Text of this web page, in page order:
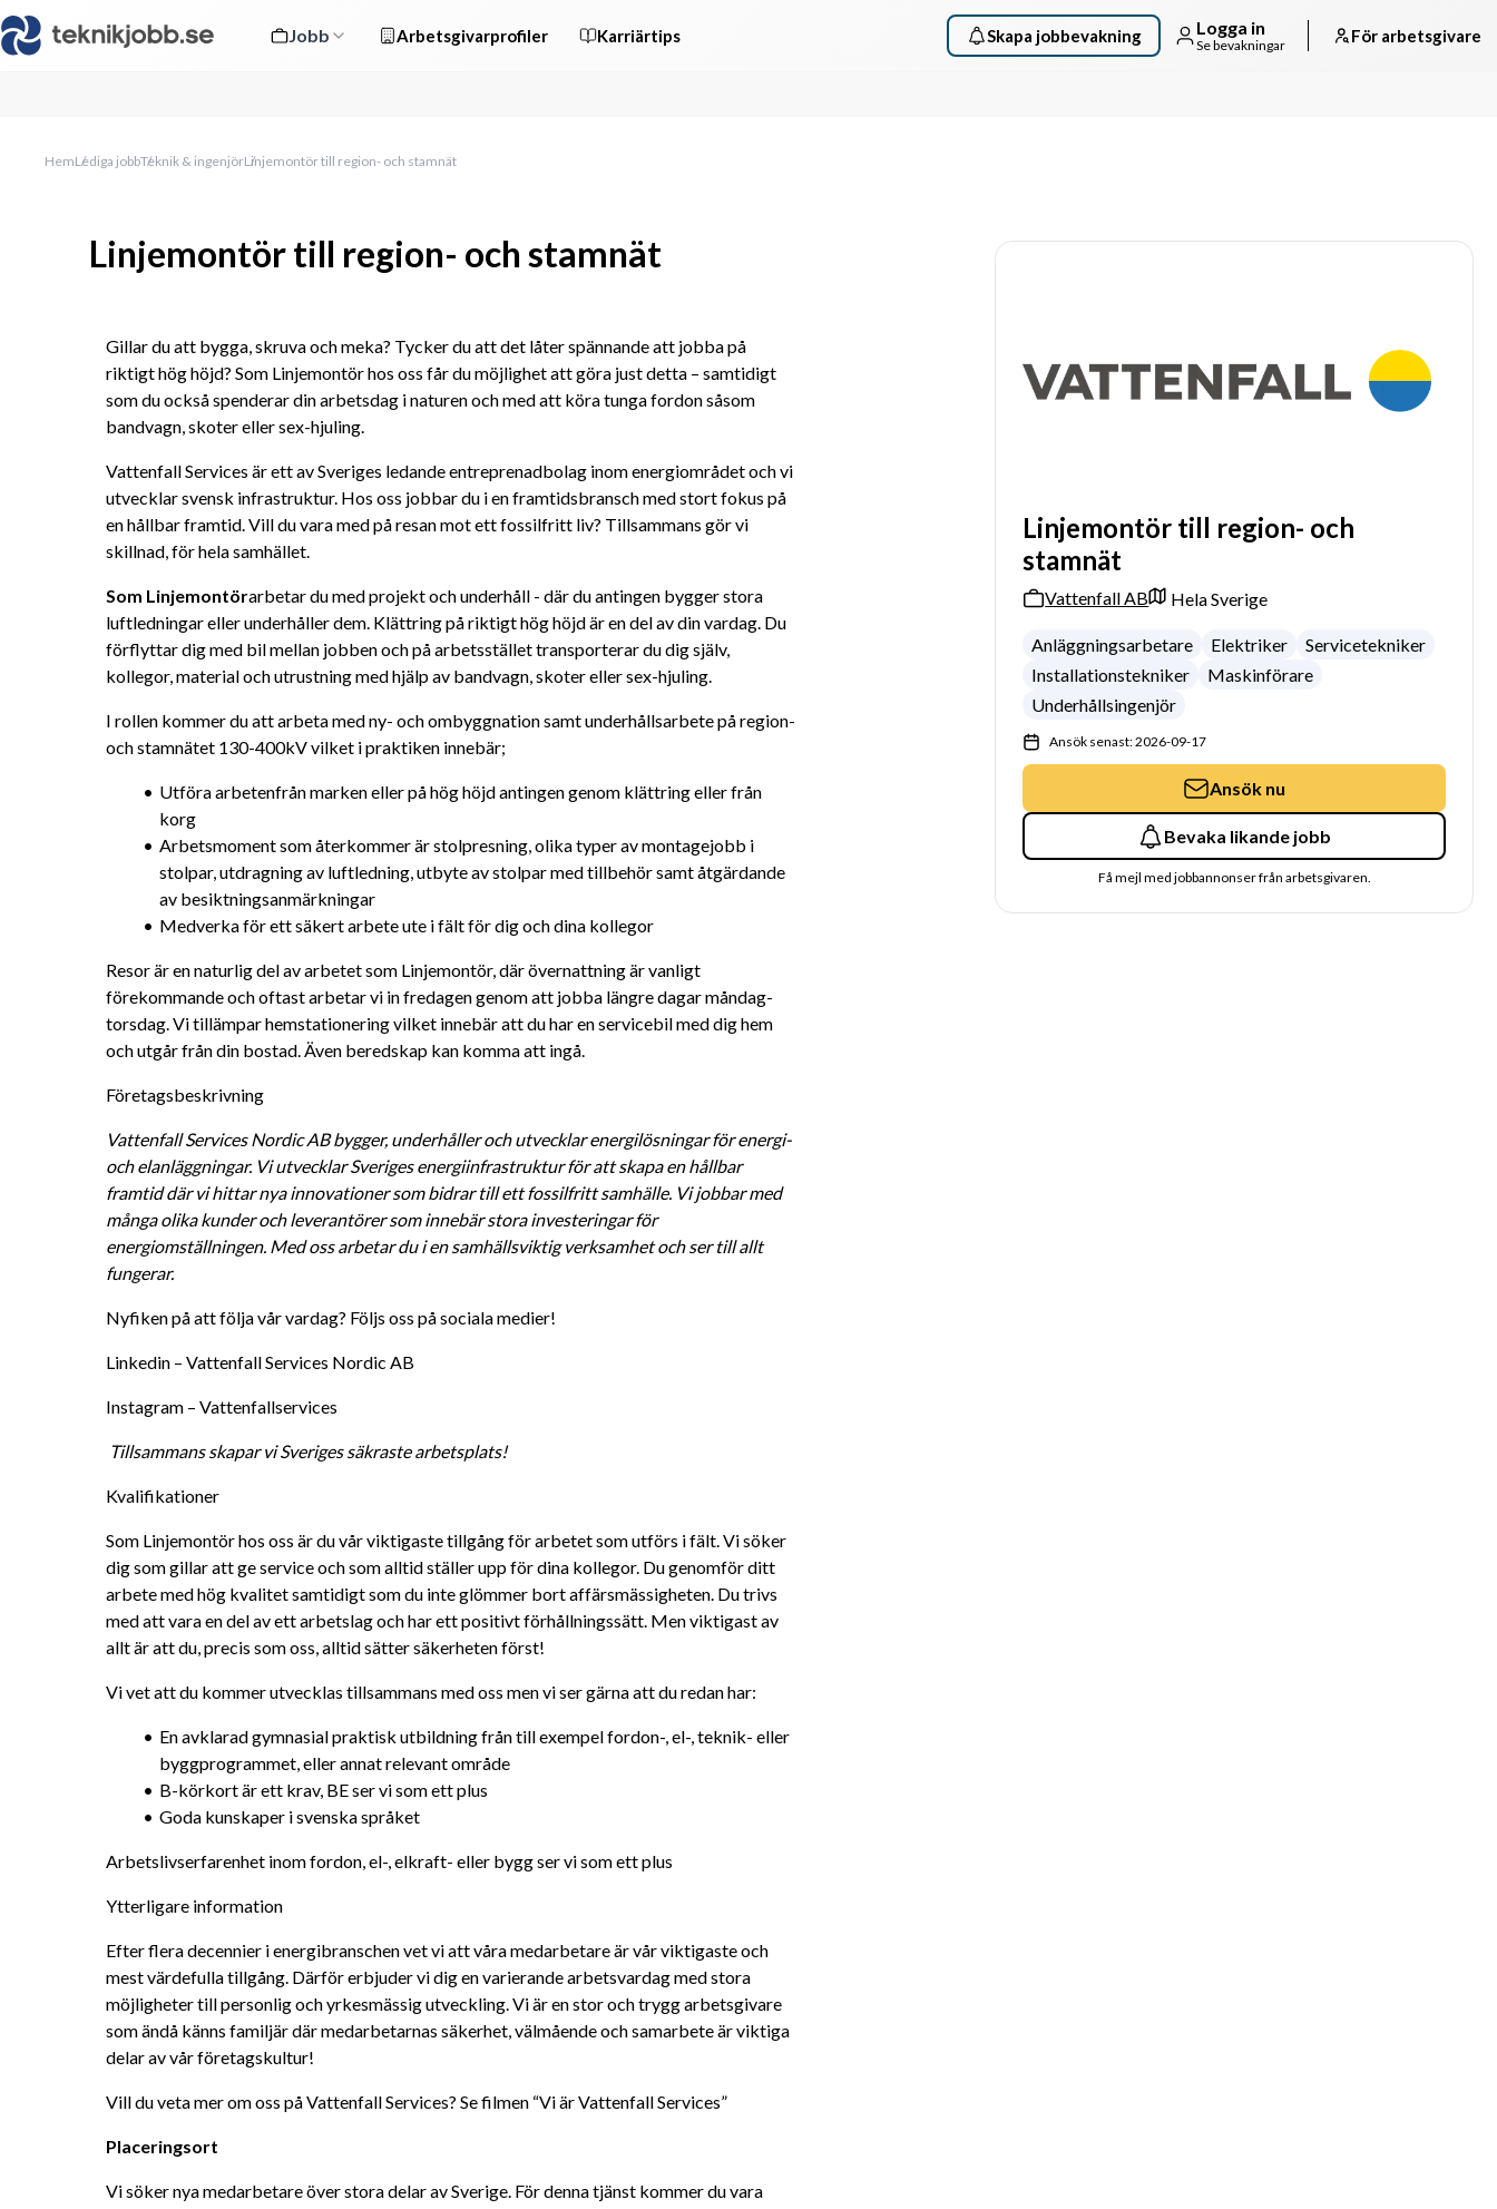
Jobb Arbetsgivarprofiler Karriärtips Skapa jobbevakning Logga in
Se bevakningar För arbetsgivare
HemLediga jobbTeknik & ingenjörLinjemontör till region- och stamnät
Linjemontör till region- och stamnät
Gillar du att bygga, skruva och meka? Tycker du att det låter spännande att jobba på
riktigt hög höjd? Som Linjemontör hos oss får du möjlighet att göra just detta – samtidigt
som du också spenderar din arbetsdag i naturen och med att köra tunga fordon såsom
bandvagn, skoter eller sex-hjuling.
Vattenfall Services är ett av Sveriges ledande entreprenadbolag inom energiområdet och vi
utvecklar svensk infrastruktur. Hos oss jobbar du i en framtidsbransch med stort fokus på
en hållbar framtid. Vill du vara med på resan mot ett fossilfritt liv? Tillsammans gör vi
skillnad, för hela samhället.
Som Linjemontörarbetar du med projekt och underhåll - där du antingen bygger stora
luftledningar eller underhåller dem. Klättring på riktigt hög höjd är en del av din vardag. Du
förflyttar dig med bil mellan jobben och på arbetsstället transporterar du dig själv,
kollegor, material och utrustning med hjälp av bandvagn, skoter eller sex-hjuling.
I rollen kommer du att arbeta med ny- och ombyggnation samt underhållsarbete på region-
och stamnätet 130-400kV vilket i praktiken innebär;
Utföra arbetenfrån marken eller på hög höjd antingen genom klättring eller från
korg
Arbetsmoment som återkommer är stolpresning, olika typer av montagejobb i
stolpar, utdragning av luftledning, utbyte av stolpar med tillbehör samt åtgärdande
av besiktningsanmärkningar
Medverka för ett säkert arbete ute i fält för dig och dina kollegor
Resor är en naturlig del av arbetet som Linjemontör, där övernattning är vanligt
förekommande och oftast arbetar vi in fredagen genom att jobba längre dagar måndag-
torsdag. Vi tillämpar hemstationering vilket innebär att du har en servicebil med dig hem
och utgår från din bostad. Även beredskap kan komma att ingå.
Företagsbeskrivning
Vattenfall Services Nordic AB bygger, underhåller och utvecklar energilösningar för energi-
och elanläggningar. Vi utvecklar Sveriges energiinfrastruktur för att skapa en hållbar
framtid där vi hittar nya innovationer som bidrar till ett fossilfritt samhälle. Vi jobbar med
många olika kunder och leverantörer som innebär stora investeringar för
energiomställningen. Med oss arbetar du i en samhällsviktig verksamhet och ser till allt
fungerar.
Nyfiken på att följa vår vardag? Följs oss på sociala medier!
Linkedin – Vattenfall Services Nordic AB
Instagram – Vattenfallservices
Tillsammans skapar vi Sveriges säkraste arbetsplats!
Kvalifikationer
Som Linjemontör hos oss är du vår viktigaste tillgång för arbetet som utförs i fält. Vi söker
dig som gillar att ge service och som alltid ställer upp för dina kollegor. Du genomför ditt
arbete med hög kvalitet samtidigt som du inte glömmer bort affärsmässigheten. Du trivs
med att vara en del av ett arbetslag och har ett positivt förhållningssätt. Men viktigast av
allt är att du, precis som oss, alltid sätter säkerheten först!
Vi vet att du kommer utvecklas tillsammans med oss men vi ser gärna att du redan har:
En avklarad gymnasial praktisk utbildning från till exempel fordon-, el-, teknik- eller
byggprogrammet, eller annat relevant område
B-körkort är ett krav, BE ser vi som ett plus
Goda kunskaper i svenska språket
Arbetslivserfarenhet inom fordon, el-, elkraft- eller bygg ser vi som ett plus
Ytterligare information
Efter flera decennier i energibranschen vet vi att våra medarbetare är vår viktigaste och
mest värdefulla tillgång. Därför erbjuder vi dig en varierande arbetsvardag med stora
möjligheter till personlig och yrkesmässig utveckling. Vi är en stor och trygg arbetsgivare
som ändå känns familjär där medarbetarnas säkerhet, välmående och samarbete är viktiga
delar av vår företagskultur!
Vill du veta mer om oss på Vattenfall Services? Se filmen “Vi är Vattenfall Services”
Placeringsort
Vi söker nya medarbetare över stora delar av Sverige. För denna tjänst kommer du vara
Linjemontör till region- och
stamnät
Vattenfall AB Hela Sverige
Anläggningsarbetare Elektriker
Servicetekniker
Installationstekniker
Maskinförare
Underhållsingenjör
Ansök senast: 2026-09-17
Ansök nu
Bevaka likande jobb
Få mejl med jobbannonser från arbetsgivaren.